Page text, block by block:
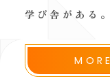
学び舎がある。
MORE